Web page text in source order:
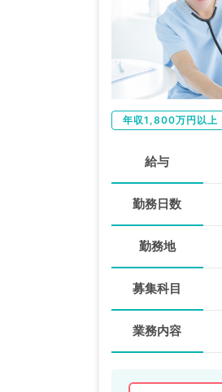
年収1,800万円以上
給与
勤務日数
勤務地
募集科目
業務内容